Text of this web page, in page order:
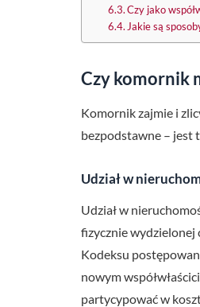
Czy jako
Jakie są
Czy komornik
Komornik zajmie i
bezpodstawne – jest
Udział w
Udział w
fizycznie wydzielonej
Kodeksu
nowym
partycypować w